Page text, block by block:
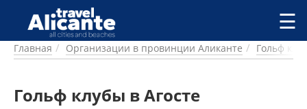
Перейти к основному содержанию
ГОРОДА
ПИТАНИЕ
☰
Главная Организации в провинции Аликанте Гольф
Гольф клубы в Агосте